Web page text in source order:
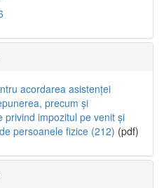
acordarea asistenței
precum și
privind impozitul pe venit și
persoanele fizice (212) (pdf)